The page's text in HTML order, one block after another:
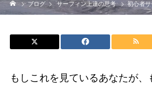
ブログ サーフィン上達の思考 初心者サーファーがうねりから
もしこれを見ているあなたが、